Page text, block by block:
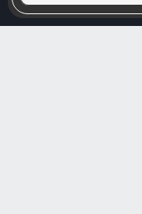
Relacionamos